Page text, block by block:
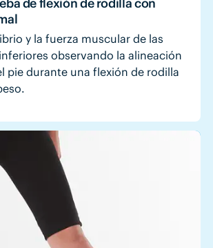
de flexión de rodilla con
y la fuerza muscular de las
observando la alineación
pie durante una flexión de rodilla